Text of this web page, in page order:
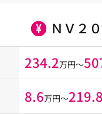
ＮＶ２
234.2万円～
8.6万円〜219.8